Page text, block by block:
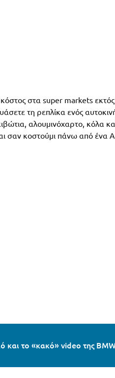
στα super markets
τη ρεπλίκα ενός
αλουμινόχαρτο, κόλα
σαν κοστούμι πάνω από ένα
και το «κακό» video της